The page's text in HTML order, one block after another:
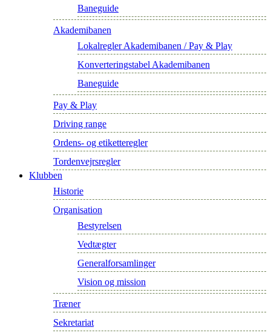
Baneguide
Akademibanen
Lokalregler Akademibanen / Pay & Play
Konverteringstabel Akademibanen
Baneguide
Pay & Play
Driving range
Ordens- og etiketteregler
Tordenvejrsregler
Klubben
Historie
Organisation
Bestyrelsen
Vedtægter
Generalforsamlinger
Vision og mission
Træner
Sekretariat